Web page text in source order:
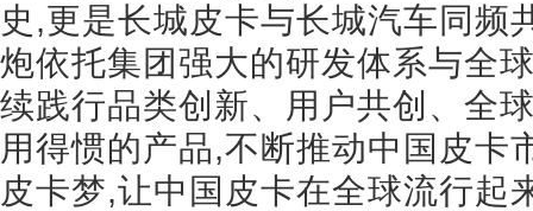
史,更是长城皮卡与长城汽车同频
炮依托集团强大的研发体系与全
续践行品类创新、用户共创、全
用得惯的产品,不断推动中国皮卡
皮卡梦,让中国皮卡在全球流行起